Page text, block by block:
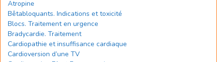
Atropine
Bêtabloquants. Indications et toxicité
Blocs. Traitement en urgence
Bradycardie. Traitement
Cardiopathie et insuffisance cardiaque
Cardioversion d’une TV